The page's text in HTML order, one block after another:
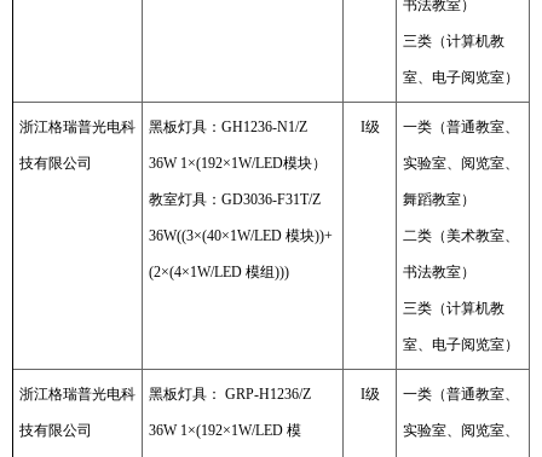
书法教室）
三类（计算机教
室、电子阅览室）
浙江格瑞普光电科
技有限公司
黑板灯具：GH1236-N1/Z
36W 1×(192×1W/LED模块）
教室灯具：GD3036-F31T/Z
36W((3×(40×1W/LED 模块))+
(2×(4×1W/LED 模组)))
I级 一类（普通教室、
实验室、阅览室、
舞蹈教室）
二类（美术教室、
书法教室）
三类（计算机教
室、电子阅览室）
浙江格瑞普光电科
技有限公司
黑板灯具： GRP-H1236/Z
36W 1×(192×1W/LED 模
I级 一类（普通教室、
实验室、阅览室、